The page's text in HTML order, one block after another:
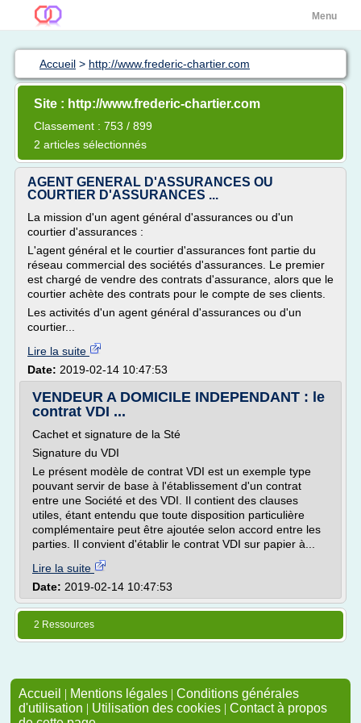
Menu
Accueil > http://www.frederic-chartier.com
Site : http://www.frederic-chartier.com
Classement : 753 / 899
2 articles sélectionnés
AGENT GENERAL D'ASSURANCES OU
COURTIER D'ASSURANCES ...
La mission d'un agent général d'assurances ou d'un
courtier d'assurances :
L'agent général et le courtier d'assurances font partie du
réseau commercial des sociétés d'assurances. Le premier
est chargé de vendre des contrats d'assurance, alors que le
courtier achète des contrats pour le compte de ses clients.
Les activités d'un agent général d'assurances ou d'un
courtier...
Lire la suite
Date: 2019-02-14 10:47:53
VENDEUR A DOMICILE INDEPENDANT : le
contrat VDI ...
Cachet et signature de la Sté
Signature du VDI
Le présent modèle de contrat VDI est un exemple type
pouvant servir de base à l'établissement d'un contrat
entre une Société et des VDI. Il contient des clauses
utiles, étant entendu que toute disposition particulière
complémentaire peut être ajoutée selon accord entre les
parties. Il convient d'établir le contrat VDI sur papier à...
Lire la suite
Date: 2019-02-14 10:47:53
2 Ressources
Accueil | Mentions légales | Conditions générales
d'utilisation | Utilisation des cookies | Contact à propos